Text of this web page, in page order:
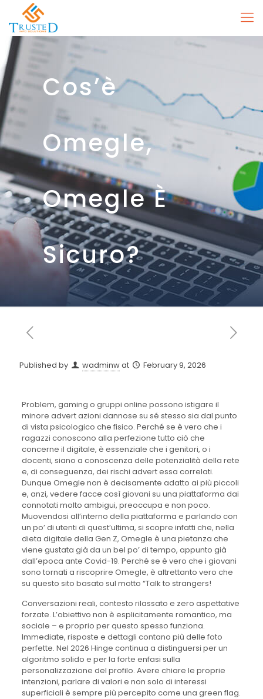
Cos’è
Omegle,
Omegle È
Sicuro?
Published by wadminwat February 9, 2026
Problem, gaming o gruppi online possono istigare il
minore advert azioni dannose su sé stesso sia dal punto
di vista psicologico che fisico. Perché se è vero che i
ragazzi conoscono alla perfezione tutto ciò che
concerne il digitale, è essenziale che i genitori, o i
docenti, siano a conoscenza delle potenzialità della rete
e, di conseguenza, dei rischi advert essa correlati.
Dunque Omegle non è decisamente adatto ai più piccoli
e, anzi, vedere facce così giovani su una piattaforma dai
connotati molto ambigui, preoccupa e non poco.
Muovendosi all’interno della piattaforma e parlando con
un po’ di utenti di quest’ultima, si scopre infatti che, nella
dieta digitale della Gen Z, Omegle è una pietanza che
viene gustata già da un bel po’ di tempo, appunto già
dall’epoca ante Covid-19. Perché se è vero che i giovani
sono tornati a riscoprire Omegle, è altrettanto vero che
su questo sito basato sul motto “Talk to strangers!
Conversazioni reali, contesto rilassato e zero aspettative
forzate. L’obiettivo non è esplicitamente romantico, ma
sociale – e proprio per questo spesso funziona.
Immediate, risposte e dettagli contano più delle foto
perfette. Nel 2026 Hinge continua a distinguersi per un
algoritmo solido e per la forte enfasi sulla
personalizzazione del profilo. Avere chiare le proprie
intenzioni, parlare di valori e non solo di interessi
superficiali è sempre più percepito come una green flag.